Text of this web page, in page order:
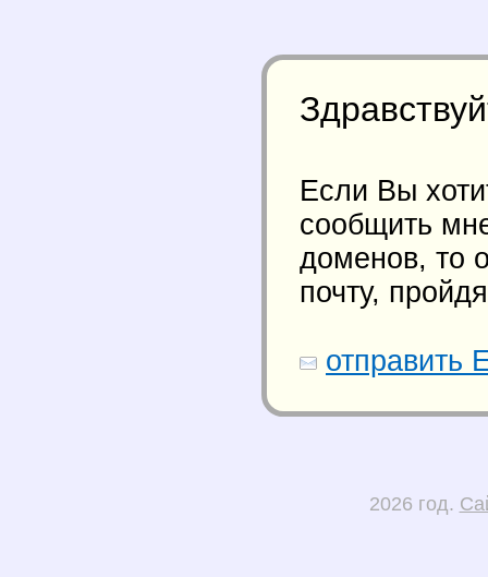
Если Вы
сообщить
доменов, то
почту,
отправить
2026 год.